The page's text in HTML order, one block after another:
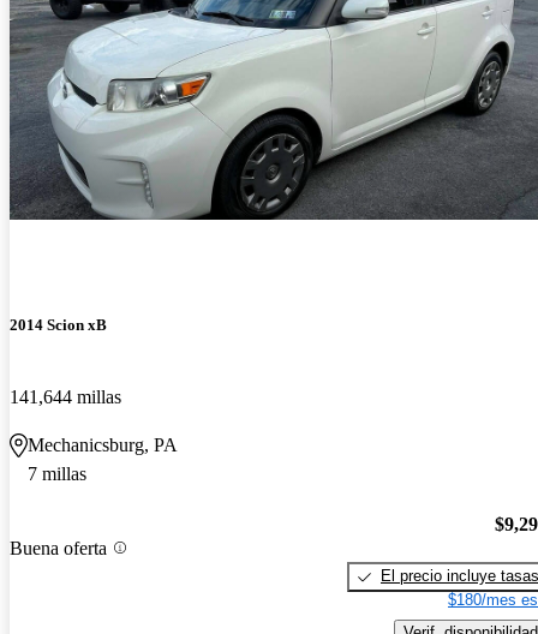
2014 Scion xB
141,644 millas
Mechanicsburg, PA
7 millas
Buena oferta
El precio incluye tasas
$180/mes